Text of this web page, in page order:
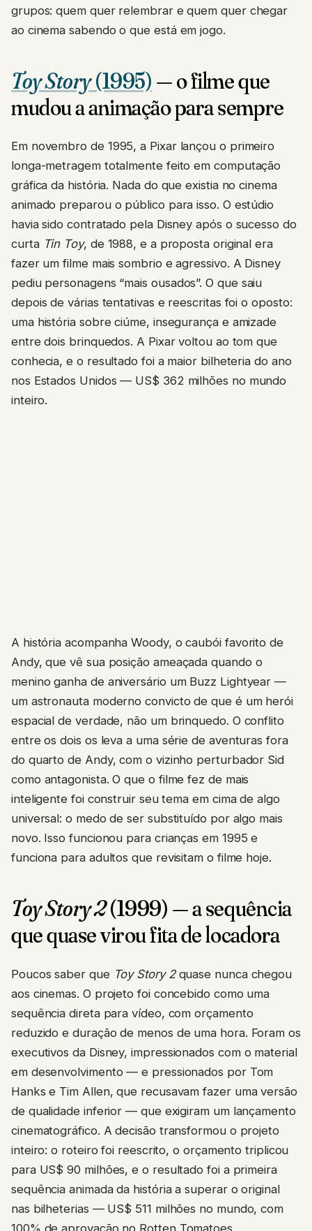
grupos: quem quer relembrar e quem quer chegar
ao cinema sabendo o que está em jogo.
Toy Story(1995) — o filme que
mudou a animação para sempre
Em novembro de 1995, a Pixar lançou o primeiro
longa-metragem totalmente feito em computação
gráfica da história. Nada do que existia no cinema
animado preparou o público para isso. O estúdio
havia sido contratado pela Disney após o sucesso do
curta Tin Toy, de 1988, e a proposta original era
fazer um filme mais sombrio e agressivo. A Disney
pediu personagens “mais ousados”. O que saiu
depois de várias tentativas e reescritas foi o oposto:
uma história sobre ciúme, insegurança e amizade
entre dois brinquedos. A Pixar voltou ao tom que
conhecia, e o resultado foi a maior bilheteria do ano
nos Estados Unidos — US$ 362 milhões no mundo
inteiro.
A história acompanha Woody, o caubói favorito de
Andy, que vê sua posição ameaçada quando o
menino ganha de aniversário um Buzz Lightyear —
um astronauta moderno convicto de que é um herói
espacial de verdade, não um brinquedo. O conflito
entre os dois os leva a uma série de aventuras fora
do quarto de Andy, com o vizinho perturbador Sid
como antagonista. O que o filme fez de mais
inteligente foi construir seu tema em cima de algo
universal: o medo de ser substituído por algo mais
novo. Isso funcionou para crianças em 1995 e
funciona para adultos que revisitam o filme hoje.
Toy Story 2(1999) — a sequência
que quase virou fita de locadora
Poucos saber que Toy Story 2quase nunca chegou
aos cinemas. O projeto foi concebido como uma
sequência direta para vídeo, com orçamento
reduzido e duração de menos de uma hora. Foram os
executivos da Disney, impressionados com o material
em desenvolvimento — e pressionados por Tom
Hanks e Tim Allen, que recusavam fazer uma versão
de qualidade inferior — que exigiram um lançamento
cinematográfico. A decisão transformou o projeto
inteiro: o roteiro foi reescrito, o orçamento triplicou
para US$ 90 milhões, e o resultado foi a primeira
sequência animada da história a superar o original
nas bilheterias — US$ 511 milhões no mundo, com
100% de aprovação no Rotten Tomatoes.